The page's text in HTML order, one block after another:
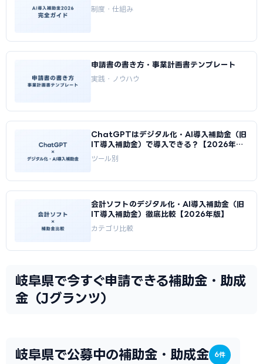
制度・仕組み
申請書の書き方・事業計画書テンプレート
実践・ノウハウ
ChatGPTはデジタル化・AI導入補助金（旧
IT導入補助金）で導入できる？【2026年
版】
ツール別
会計ソフトのデジタル化・AI導入補助金（旧
IT導入補助金）徹底比較【2026年版】
カテゴリ比較
岐阜県で今すぐ申請できる補助金・助成
金（Jグランツ）
岐阜県で公募中の補助金・助成金 6件